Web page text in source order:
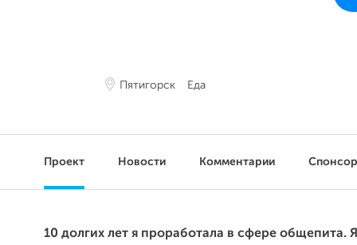
Пятигорск Еда
Проект Новости Комментарии
10 долгих лет я проработала в сфере общепита.